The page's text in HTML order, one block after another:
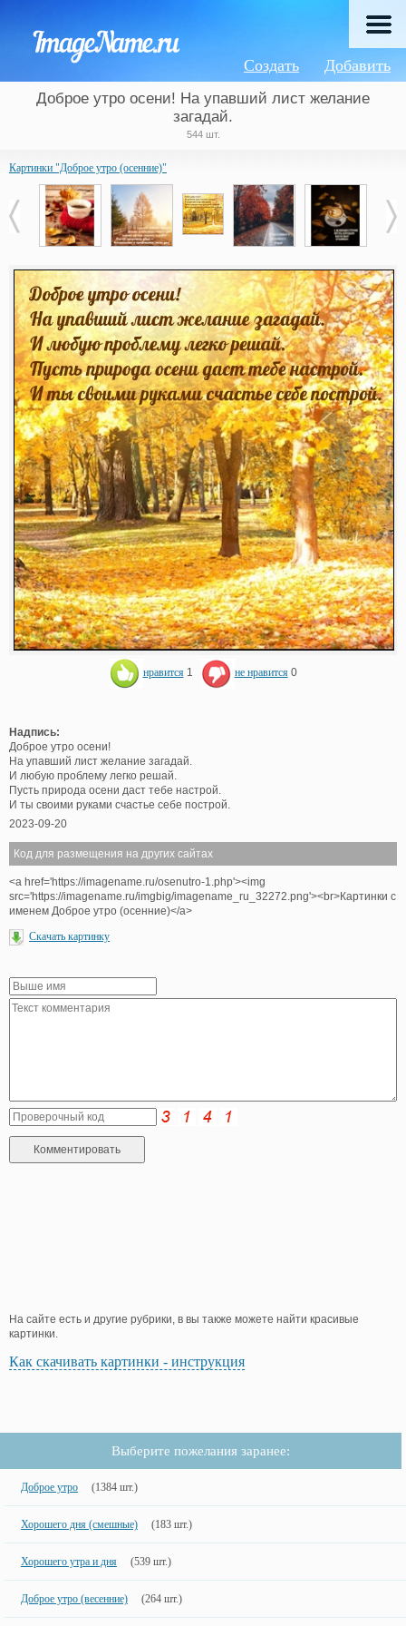
Добавить
Создать
Доброе утро осени! На упавший лист желание
загадай.
544 шт.
Картинки "Доброе утро (осенние)"
нравится 1 не нравится 0
Надпись:
Доброе утро осени!
На упавший лист желание загадай.
И любую проблему легко решай.
Пусть природа осени даст тебе настрой.
И ты своими руками счастье себе построй.
2023-09-20
Код для размещения на других сайтах
<a href='https://imagename.ru/osenutro-1.php'><img
src='https://imagename.ru/imgbig/imagename_ru_32272.png'><br>Картинки с
именем Доброе утро (осенние)</a>
Скачать картинку
На сайте есть и другие рубрики, в вы также можете найти красивые
картинки.
Как скачивать картинки - инструкция
Выберите пожелания заранее:
Доброе утро (1384 шт.)
Хорошего дня (смешные) (183 шт.)
Хорошего утра и дня (539 шт.)
Доброе утро (весенние) (264 шт.)